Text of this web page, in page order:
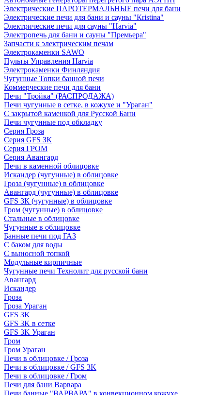
Электрические ПАРОТЕРМАЛЬНЫЕ печи для бани
Электрические печи для бани и сауны "Кristina"
Электрические печи для сауны "Harvia"
Электропечь для бани и сауны "Премьера"
Запчасти к электрическим печам
Электрокаменки SAWO
Пульты Управления Harvia
Электрокаменки Финляндия
Чугунные Топки банной печи
Коммерческие печи для бани
Печи "Тройка" (РАСПРОДАЖА)
Печи чугунные в сетке, в кожухе и "Ураган"
С закрытой каменкой для Русской Бани
Печи чугунные под обкладку
Серия Гроза
Серия GFS ЗК
Серия ГРОМ
Серия Авангард
Печи в каменной облицовке
Искандер (чугунные) в облицовке
Гроза (чугунные) в облицовке
Авангард (чугунные) в облицовке
GFS ЗК (чугунные) в облицовке
Гром (чугунные) в облицовке
Стальные в облицовке
Чугунные в облицовке
Банные печи под ГАЗ
С баком для воды
С выносной топкой
Модульные кирпичные
Чугунные печи Технолит для русской бани
Авангард
Искандер
Гроза
Гроза Ураган
GFS 3K
GFS 3K в сетке
GFS 3K Ураган
Гром
Гром Ураган
Печи в облицовке / Гроза
Печи в облицовке / GFS 3K
Печи в облицовке / Гром
Печи для бани Варвара
Печи банные "ВАРВАРА" в конвекционном кожухе